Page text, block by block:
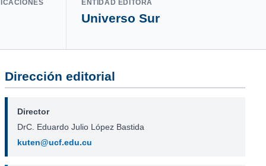
ENTIDAD EDITORA
Universo Sur
Dirección editorial
Director
DrC. Eduardo Julio López Bastida
kuten@ucf.edu.cu